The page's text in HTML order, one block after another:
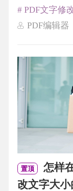
PDF编辑器
# PDF文字修
置顶
怎样
改文字大小